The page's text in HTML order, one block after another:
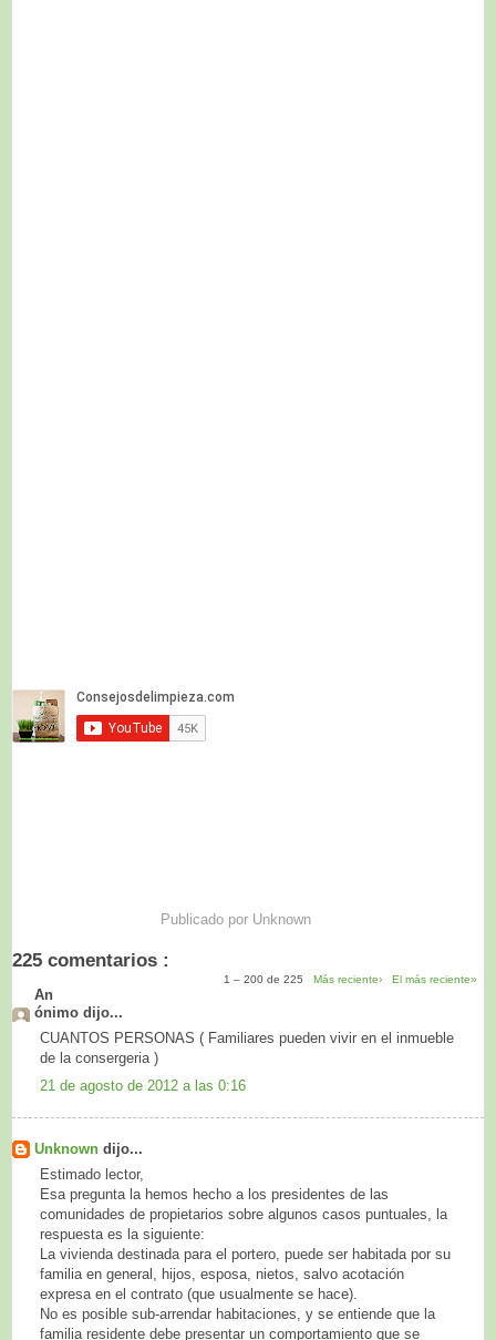
Publicado por Unknown
225 comentarios :
1 – 200 de 225 Más reciente› El más reciente»
An
ónimo dijo...
CUANTOS PERSONAS ( Familiares pueden vivir en el inmueble
de la consergeria )
21 de agosto de 2012 a las 0:16
Unknown dijo...
Estimado lector,
Esa pregunta la hemos hecho a los presidentes de las
comunidades de propietarios sobre algunos casos puntuales, la
respuesta es la siguiente:
La vivienda destinada para el portero, puede ser habitada por su
familia en general, hijos, esposa, nietos, salvo acotación
expresa en el contrato (que usualmente se hace).
No es posible sub-arrendar habitaciones, y se entiende que la
familia residente debe presentar un comportamiento que se